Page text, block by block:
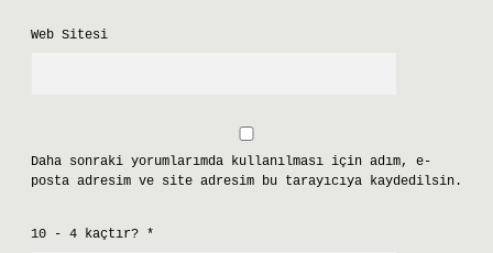
Web Sitesi
Daha sonraki yorumlarımda kullanılması için adım, e-
posta adresim ve site adresim bu tarayıcıya kaydedilsin.
10 - 4 kaçtır? *